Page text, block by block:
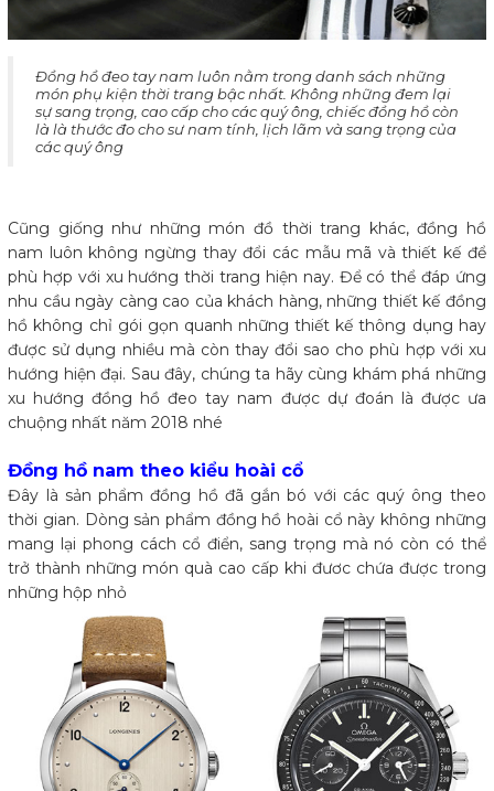
​Đồng hồ đeo tay nam luôn nằm trong danh sách những
món phụ kiện thời trang bậc nhất. Không những đem lại
sự sang trọng, cao cấp cho các quý ông, chiếc đồng hồ còn
là là thước đo cho sư nam tính, lịch lãm và sang trọng của
các quý ông
Cũng giống như những món đồ thời trang khác, đồng hồ
nam luôn không ngừng thay đổi các mẫu mã và thiết kế để
phù hợp với xu hướng thời trang hiện nay. Để có thể đáp ứng
nhu cầu ngày càng cao của khách hàng, những thiết kế đồng
hồ không chỉ gói gọn quanh những thiết kế thông dụng hay
được sử dụng nhiều mà còn thay đổi sao cho phù hợp với xu
hướng hiện đại. Sau đây, chúng ta hãy cùng khám phá những
xu hướng đồng hồ đeo tay nam được dự đoán là được ưa
chuộng nhất năm 2018 nhé
Đồng hồ nam theo kiểu hoài cổ
Đây là sản phẩm đồng hồ đã gắn bó với các quý ông theo
thời gian. Dòng sản phẩm đồng hồ hoài cổ này không những
mang lại phong cách cổ điển, sang trọng mà nó còn có thể
trở thành những món quà cao cấp khi đươc chứa được trong
những hộp nhỏ